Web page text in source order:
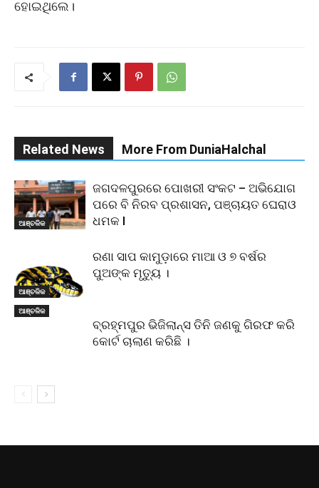
ହୋଇଥିଲେ।
Related News More From DuniaHalchal
ଆଞ୍ଚଳିକ
ଜଗଦଳପୁରରେ ପୋଖରୀ ସଂକଟ – ଅଭିଯୋଗ
ପରେ ବି ନିରବ ପ୍ରଶାସନ, ପଞ୍ଚାୟତ ଘେରାଓ
ଧମକ l
ଆଞ୍ଚଳିକ
ରଣା ସାପ କାମୁଡ଼ାରେ ମାଆ ଓ ୭ ବର୍ଷର
ପୁଅଙ୍କ ମୃତ୍ୟୁ ।
ଆଞ୍ଚଳିକ
ବ୍ରହ୍ମପୁର ଭିଜିଲାନ୍ସ ତିନି ଜଣକୁ ଗିରଫ କରି
କୋର୍ଟ ଚାଲାଣ କରିଛି ।